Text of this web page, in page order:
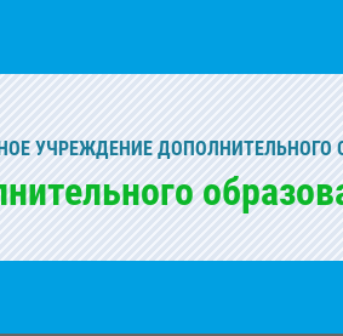
УЧРЕЖДЕНИЕ ДОПОЛНИТЕЛЬНОГО